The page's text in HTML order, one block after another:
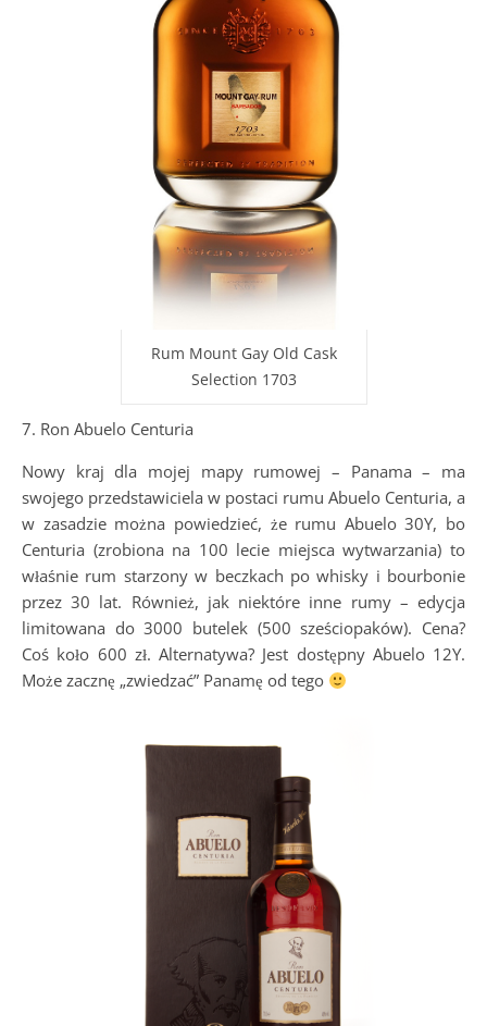
Rum Mount Gay Old Cask
Selection 1703
7. Ron Abuelo Centuria
Nowy kraj dla mojej mapy rumowej – Panama – ma
swojego przedstawiciela w postaci rumu Abuelo Centuria, a
w zasadzie można powiedzieć, że rumu Abuelo 30Y, bo
Centuria (zrobiona na 100 lecie miejsca wytwarzania) to
właśnie rum starzony w beczkach po whisky i bourbonie
przez 30 lat. Również, jak niektóre inne rumy – edycja
limitowana do 3000 butelek (500 sześciopaków). Cena?
Coś koło 600 zł. Alternatywa? Jest dostępny Abuelo 12Y.
Może zacznę „zwiedzać” Panamę od tego